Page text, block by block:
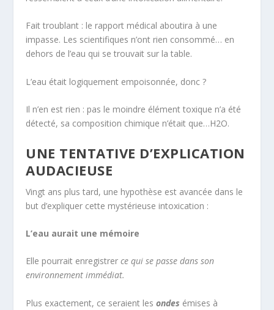
Fait troublant : le rapport médical aboutira à une
impasse. Les scientifiques n’ont rien consommé… en
dehors de l’eau qui se trouvait sur la table.
L’eau était logiquement empoisonnée, donc ?
Il n’en est rien : pas le moindre élément toxique n’a été
détecté, sa composition chimique n’était que…H2O.
UNE TENTATIVE D’EXPLICATION
AUDACIEUSE
Vingt ans plus tard, une hypothèse est avancée dans le
but d’expliquer cette mystérieuse intoxication :
L’eau aurait une mémoire
Elle pourrait enregistrerce qui se passe dans son
environnement immédiat.
Plus exactement, ce seraient lesondes émises à